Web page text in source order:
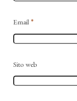
Email*
Sito web